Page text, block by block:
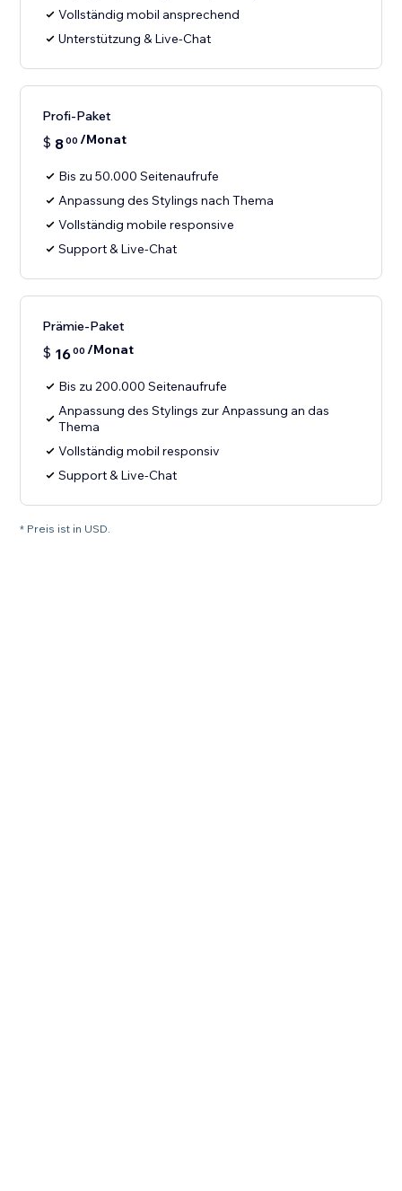
Vollständig mobil ansprechend
Unterstützung & Live-Chat
Profi-Paket
$ 800 /Monat
Bis zu 50.000 Seitenaufrufe
Anpassung des Stylings nach Thema
Vollständig mobile responsive
Support & Live-Chat
Prämie-Paket
$ 1600 /Monat
Bis zu 200.000 Seitenaufrufe
Anpassung des Stylings zur Anpassung an das
Thema
Vollständig mobil responsiv
Support & Live-Chat
* Preis ist in USD.